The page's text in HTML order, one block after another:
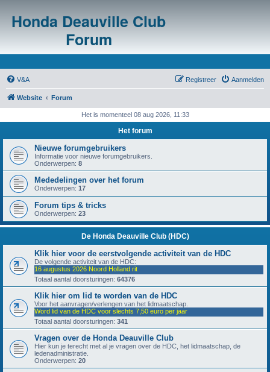
Honda Deauville Club
Forum
V&A Aanmelden
Registreer
Website Forum
Het is momenteel 08 aug 2026, 11:33
Het forum
Nieuwe forumgebruikers
Informatie voor nieuwe forumgebruikers.
Onderwerpen: 8
Mededelingen over het forum
Onderwerpen: 17
Forum tips & tricks
Onderwerpen: 23
De Honda Deauville Club (HDC)
Klik hier voor de eerstvolgende activiteit van de HDC
De volgende activiteit van de HDC:
16 augustus 2026 Noord Holland rit
Totaal aantal doorsturingen: 64376
Klik hier om lid te worden van de HDC
Voor het aanvragen/verlengen van het lidmaatschap.
Word lid van de HDC voor slechts 7,50 euro per jaar
Totaal aantal doorsturingen: 341
Vragen over de Honda Deauville Club
Hier kun je terecht met al je vragen over de HDC, het lidmaatschap, de
ledenadministratie.
Onderwerpen: 20